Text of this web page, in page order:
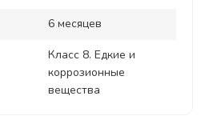
6 месяцев
Класс 8. Едкие и
коррозионные
вещества